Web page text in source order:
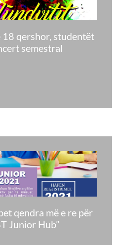
18 qershor, studentët
semestral
qendra më e re për
Junior Hub”